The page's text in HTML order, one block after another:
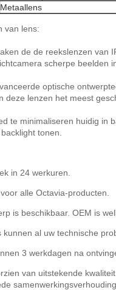
Metaallens
van lens:
de de reekslenzen van
scherpe beelden
optische
deze lenzen het meest
te minimaliseren huidig in
tonen.
in 24 werkuren.
alle Octavia-producten.
is beschikbaar. OEM is
kunnen al uw technische
3 werkdagen na
van uitstekende